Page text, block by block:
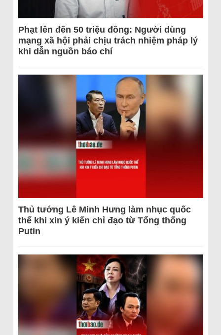
Phạt lên đến 50 triệu đồng: Người dùng
mạng xã hội phải chịu trách nhiệm pháp lý
khi dẫn nguồn báo chí
Thủ tướng Lê Minh Hưng làm nhục quốc
thể khi xin ý kiến chỉ đạo từ Tổng thống
Putin